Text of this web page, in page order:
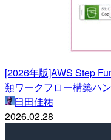
[2026年版]AWS Step
類ワークフロー構築ハ
臼田佳祐
2026.02.28